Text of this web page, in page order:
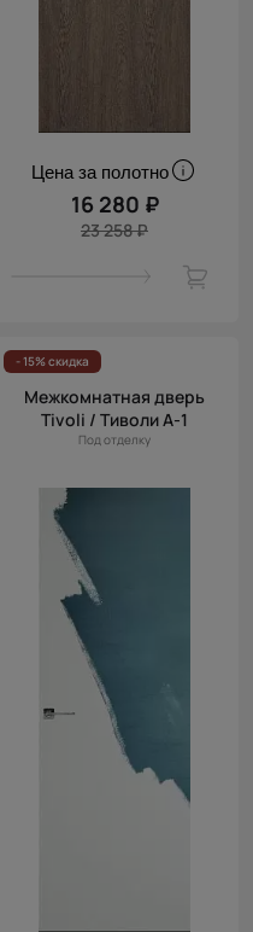
Цена за полотно
16 280 ₽
23 258 ₽
- 15% скидка
Межкомнатная дверь
Tivoli / Тиволи А-1
Под отделку